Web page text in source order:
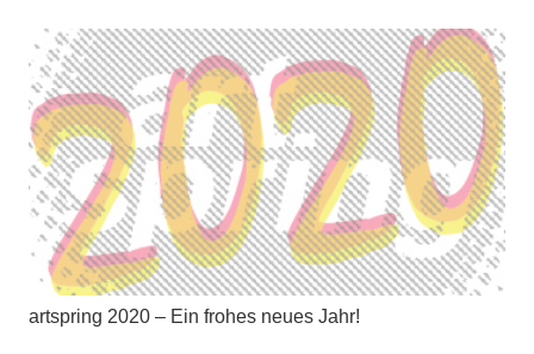
artspring 2020 – Ein frohes neues Jahr!